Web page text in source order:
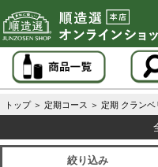
トップ ＞ 定期コース ＞ 定期 クランベ
絞り込み